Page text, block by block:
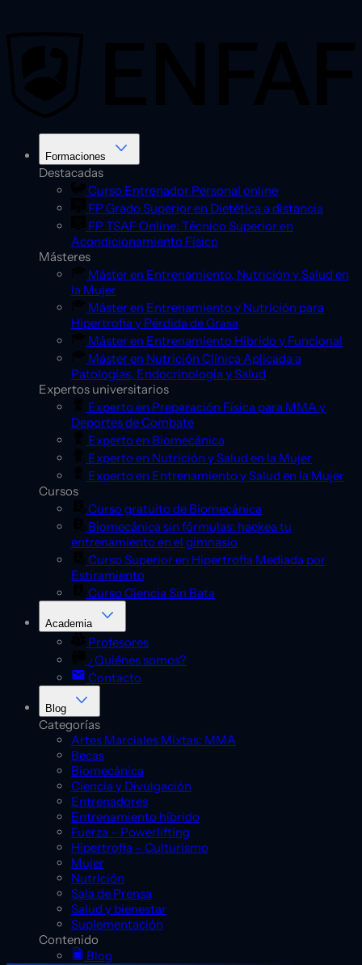
Formaciones
Destacadas
Curso Entrenador Personal online
FP Grado Superior en Dietética a distancia
FP TSAF Online: Técnico Superior en
Acondicionamiento Físico
Másteres
Máster en Entrenamiento, Nutrición y Salud en
la Mujer
Máster en Entrenamiento y Nutrición para
Hipertrofia y Pérdida de Grasa
Máster en Entrenamiento Híbrido y Funcional
Máster en Nutrición Clínica Aplicada a
Patologías, Endocrinología y Salud
Expertos universitarios
Experto en Preparación Física para MMA y
Deportes de Combate
Experto en Biomecánica
Experto en Nutrición y Salud en la Mujer
Experto en Entrenamiento y Salud en la Mujer
Cursos
Curso gratuito de Biomecánica
Biomecánica sin fórmulas: hackea tu
entrenamiento en el gimnasio
Curso Superior en Hipertrofia Mediada por
Estiramiento
Curso Ciencia Sin Bata
Academia
Profesores
¿Quiénes somos?
Contacto
Blog
Categorías
Artes Marciales Mixtas: MMA
Becas
Biomecánica
Ciencia y Divulgación
Entrenadores
Entrenamiento híbrido
Fuerza – Powerlifting
Hipertrofia – Culturismo
Mujer
Nutrición
Sala de Prensa
Salud y bienestar
Suplementación
Contenido
Blog